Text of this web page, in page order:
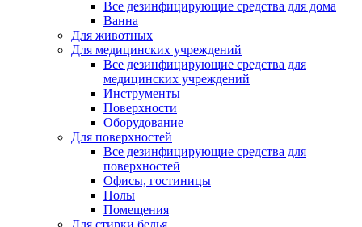
Все дезинфицирующие средства для дома
Ванна
Для животных
Для медицинских учреждений
Все дезинфицирующие средства для
медицинских учреждений
Инструменты
Поверхности
Оборудование
Для поверхностей
Все дезинфицирующие средства для
поверхностей
Офисы, гостиницы
Полы
Помещения
Для стирки белья